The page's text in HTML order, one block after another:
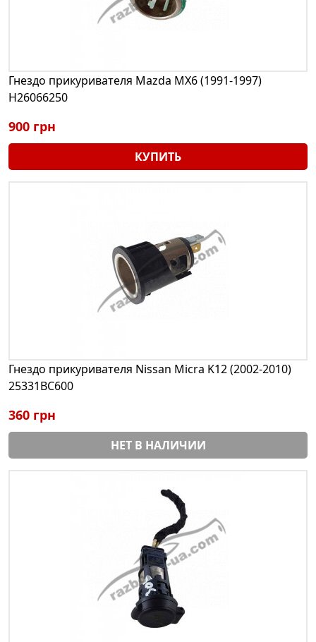
Гнездо прикуривателя Mazda MX6 (1991-1997)
H26066250
900 грн
КУПИТЬ
Гнездо прикуривателя Nissan Micra K12 (2002-2010)
25331BC600
360 грн
НЕТ В НАЛИЧИИ